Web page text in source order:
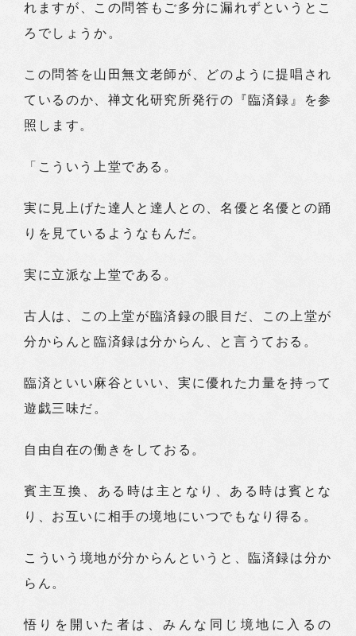
れますが、この問答もご多分に漏れずというとこ
ろでしょうか。
この問答を山田無文老師が、どのように提唱され
ているのか、禅文化研究所発行の『臨済録』を参
照します。
「こういう上堂である。
実に見上げた達人と達人との、名優と名優との踊
りを見ているようなもんだ。
実に立派な上堂である。
古人は、この上堂が臨済録の眼目だ、この上堂が
分からんと臨済録は分からん、と言うておる。
臨済といい麻谷といい、実に優れた力量を持って
遊戯三味だ。
自由自在の働きをしておる。
賓主互換、ある時は主となり、ある時は賓とな
り、お互いに相手の境地にいつでもなり得る。
こういう境地が分からんというと、臨済録は分か
らん。
悟りを開いた者は、みんな同じ境地に入るの